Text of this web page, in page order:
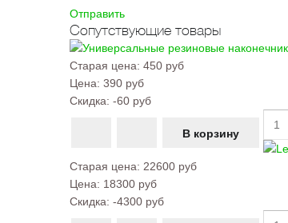
Отправить
Сопутствующие товары
Старая цена: 450 руб
Цена: 390 руб
Скидка: -60 руб
Старая цена: 22600 руб
Цена: 18300 руб
Скидка: -4300 руб